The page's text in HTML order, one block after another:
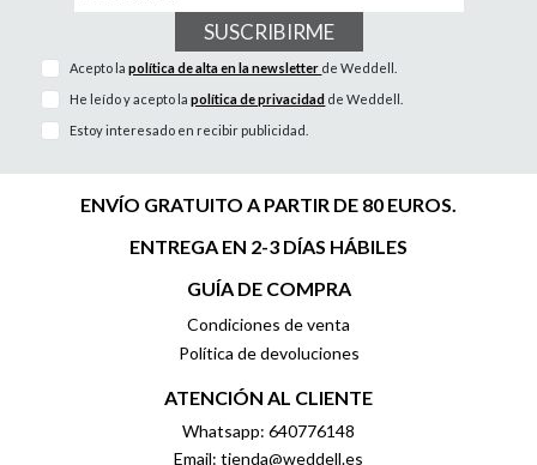
SUSCRIBIRME
Acepto lapolítica de alta en la newsletter de Weddell.
He leído y acepto lapolítica de privacidad de Weddell.
Estoy interesado en recibir publicidad.
ENVÍO GRATUITO A PARTIR DE 80 EUROS.
ENTREGA EN 2-3 DÍAS HÁBILES
GUÍA DE COMPRA
Condiciones de venta
Política de devoluciones
ATENCIÓN AL CLIENTE
Whatsapp: 640776148
Email: tienda@weddell.es